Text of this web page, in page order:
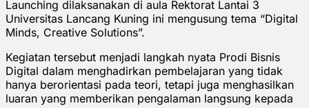
Launching dilaksanakan di aula Rektorat Lantai 3
Universitas Lancang Kuning ini mengusung tema “Digital
Minds, Creative Solutions”.
Kegiatan tersebut menjadi langkah nyata Prodi Bisnis
Digital dalam menghadirkan pembelajaran yang tidak
hanya berorientasi pada teori, tetapi juga menghasilkan
luaran yang memberikan pengalaman langsung kepada